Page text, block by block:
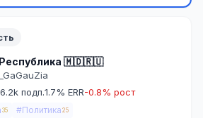
Республика 🇲🇩🇷🇺
подп.1.7% ERR-0.8% рост
35 #Политика 25